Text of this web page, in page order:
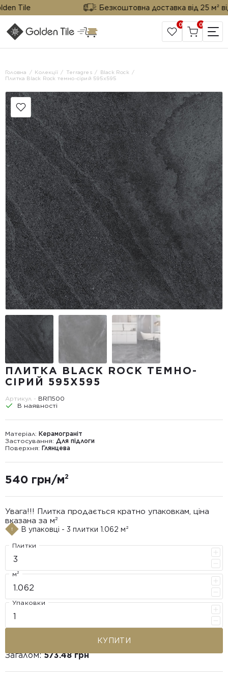
Tile Безкоштовна доставка від 25 м² від
САЙТ КОМПАНІЇ
0 0
Головна Колекції Terragres
Black Rock
Плитка Black Rock темно-сірий 595х595
ПЛИТКА BLACK ROCK ТЕМНО-
СІРИЙ 595Х595
Артикул - BRП500
В наявності
Матеріал: Керамограніт
Застосування: Для підлоги
Поверхня: Глянцева
540 грн/м²
Увага!!! Плитка продається кратно упаковкам, ціна
вказана за м²
В упаковці - 3 плитки 1.062 м²
Плитки
м²
Упаковки
КУПИТИ
Загалом:573.48 грн